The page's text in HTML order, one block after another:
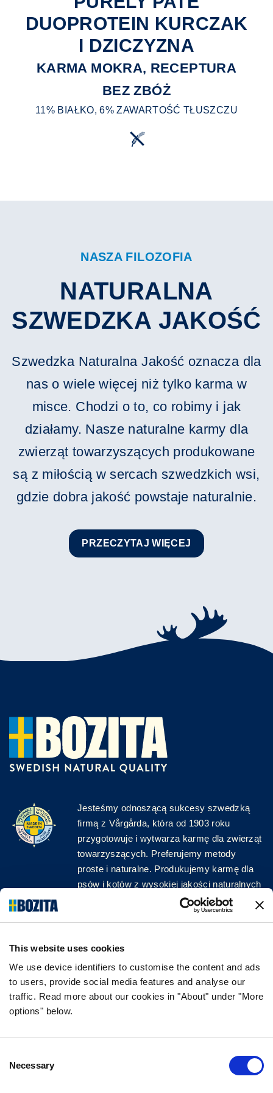
This website uses cookies
We use device identifiers to customise the content and ads
to users, provide social media features and analyse our
traffic. Read more about our cookies in "About" under "More
options" below.
Selection
Necessary
DUOPROTEIN KURCZAK
I DZICZYZNA
KARMA MOKRA, RECEPTURA
BEZ ZBÓŻ
11% BIAŁKO, 6% ZAWARTOŚĆ TŁUSZCZU
NASZA FILOZOFIA
NATURALNA
SZWEDZKA JAKOŚĆ
Szwedzka Naturalna Jakość oznacza dla
nas o wiele więcej niż tylko karma w
misce. Chodzi o to, co robimy i jak
działamy. Nasze naturalne karmy dla
zwierząt towarzyszących produkowane
są z miłością w sercach szwedzkich wsi,
gdzie dobra jakość powstaje naturalnie.
PRZECZYTAJ WIĘCEJ
Jesteśmy odnoszącą sukcesy szwedzką
firmą z Vårgårda, która od 1903 roku
przygotowuje i wytwarza karmę dla zwierząt
towarzyszących. Preferujemy metody
proste i naturalne. Produkujemy karmę dla
psów i kotów z wysokiej jakości naturalnych
surowców, bez zbędnych dodatków!
ŚLEDŹ NAS W MEDIACH
INFORMACJA
GWARANCJA SMAKU